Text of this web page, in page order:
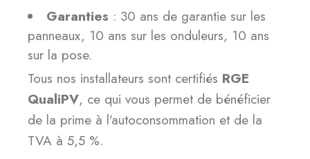
Garanties : 30 ans de garantie sur les
panneaux, 10 ans sur les onduleurs, 10 ans
sur la pose.
Tous nos installateurs sont certifiés RGE
QualiPV, ce qui vous permet de bénéficier
de la prime à l’autoconsommation et de la
TVA à 5,5 %.